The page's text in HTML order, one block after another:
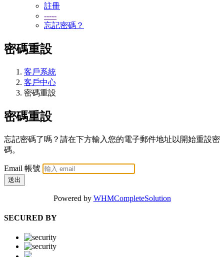
註冊
-----
忘記密碼？
密碼重設
客戶系統
客戶中心
密碼重設
密碼重設
忘記密碼了嗎？請在下方輸入您的電子郵件地址以開始重設密
碼。
Email 帳號
送出
Powered by WHMCompleteSolution
SECURED BY